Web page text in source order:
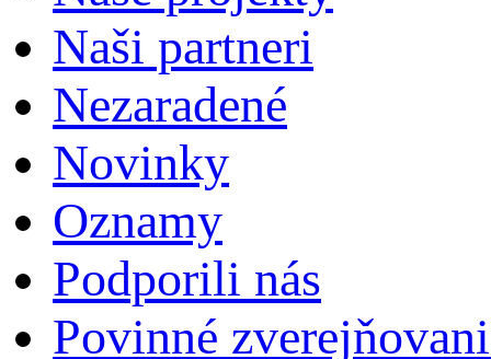
Naši partneri
Nezaradené
Novinky
Oznamy
Podporili nás
Povinné